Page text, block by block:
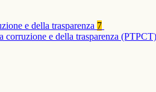
e della trasparenza 7
corruzione e della trasparenza (PTPCT)